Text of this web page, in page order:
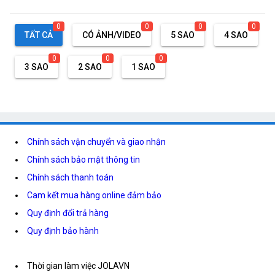
TẤT CẢ
0
CÓ ẢNH/VIDEO
0
5 SAO
0
4 SAO
0
3 SAO
0
2 SAO
0
1 SAO
0
Chính sách vận chuyển và giao nhận
Chính sách bảo mật thông tin
Chính sách thanh toán
Cam kết mua hàng online đảm bảo
Quy định đổi trả hàng
Quy định bảo hành
Thời gian làm việc JOLAVN